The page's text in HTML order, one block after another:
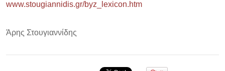
www.stougiannidis.gr/byz_lexicon.htm
Άρης Στουγιαννίδης